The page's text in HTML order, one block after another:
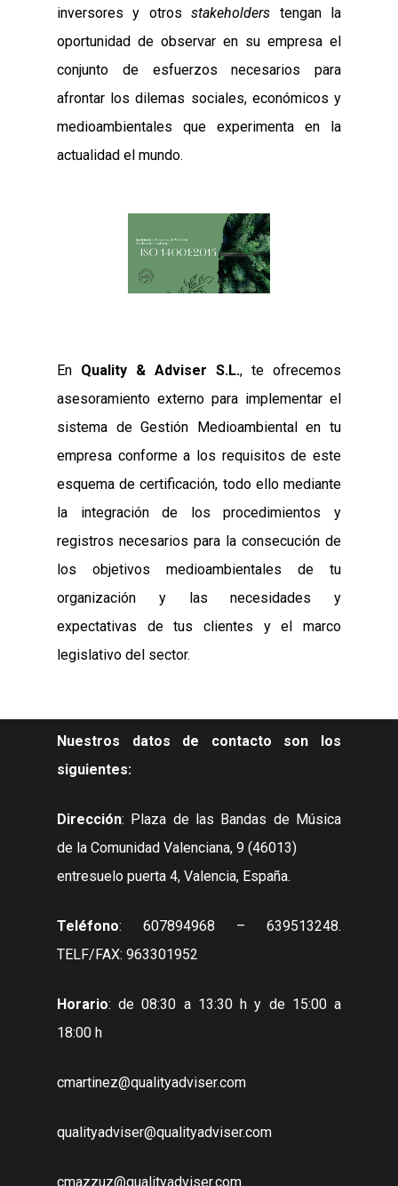
inversores y otrosstakeholders tengan la
oportunidad de observar en su empresa el
conjunto de esfuerzos necesarios para
afrontar los dilemas sociales, económicos y
medioambientales que experimenta en la
actualidad el mundo.
En Quality & Adviser S.L., te ofrecemos
asesoramiento externo para implementar el
sistema de Gestión Medioambiental en tu
empresa conforme a los requisitos de este
esquema de certificación, todo ello mediante
la integración de los procedimientos y
registros necesarios para la consecución de
los objetivos medioambientales de tu
organización y las necesidades y
expectativas de tus clientes y el marco
legislativo del sector.
Nuestros datos de contacto son los
siguientes:
Dirección: Plaza de las Bandas de Música
de la Comunidad Valenciana, 9 (46013)
entresuelo puerta 4, Valencia, España.
Teléfono: 607894968 – 639513248.
TELF/FAX: 963301952
Horario: de 08:30 a 13:30 h y de 15:00 a
18:00 h
cmartinez@qualityadviser.com
qualityadviser@qualityadviser.com
cmazzuz@qualityadviser.com
funcione la
Para que
podamos
mejorar la
funcionalidad
mejor posible
visita. Si
cookies,
algunas
funcionalidades
desaparecerán
Marketing
Al compartir tus
intereses y
mientras visitas
nuestro sitio,
aumentas la